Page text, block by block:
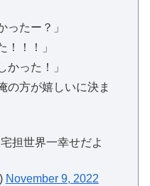
たー？」
！！」
った！」
の方が嬉しいに決ま
担世界一幸せだよ
November 9, 2022